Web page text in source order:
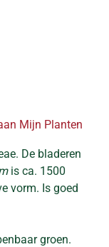
Mijn Planten
De bladeren
is ca. 1500
vorm. Is goed
groen.